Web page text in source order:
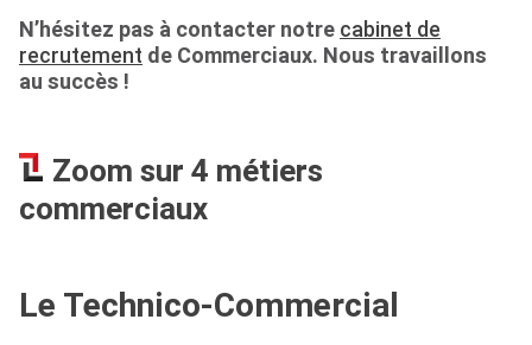
N’hésitez pas à contacter notre cabinet de
recrutement de Commerciaux. Nous travaillons
au succès !
Zoom sur 4 métiers
commerciaux
Le Technico-Commercial